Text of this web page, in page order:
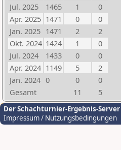
Jul. 2025
1465 1
0
Apr. 2025 1471 0
0
Jan. 2025 1471 2
2
Okt. 2024 1424 1
0
Jul. 2024
1433 0
0
Apr. 2024 1149 5
2
Jan. 2024 0 0
0
Gesamt
11 5
Der Schachturnier-Ergebnis-Server
Impressum / Nutzungsbedingungen